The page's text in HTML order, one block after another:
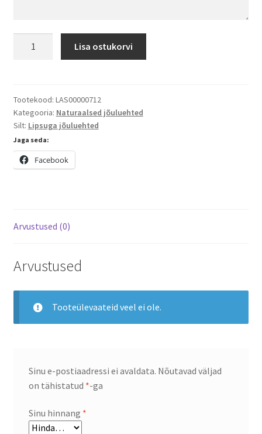
kogus
Lisa ostukorvi
Tootekood: LAS00000712
Kategooria: Naturaalsed jõuluehted
Silt: Lipsuga jõuluehted
Jaga seda:
Facebook
Arvustused (0)
Arvustused
Tooteülevaateid veel ei ole.
Sinu e-postiaadressi ei avaldata. Nõutavad väljad
on tähistatud *-ga
Sinu hinnang *